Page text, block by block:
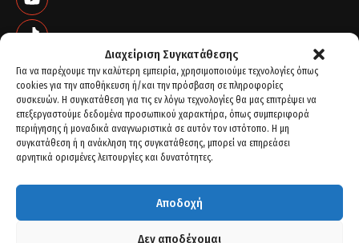
Διαχείριση Συγκατάθεσης
Για να παρέχουμε την καλύτερη εμπειρία, χρησιμοποιούμε τεχνολογίες όπως
cookies για την αποθήκευση ή/και την πρόσβαση σε πληροφορίες
συσκευών. Η συγκατάθεση για τις εν λόγω τεχνολογίες θα μας επιτρέψει να
επεξεργαστούμε δεδομένα προσωπικού χαρακτήρα, όπως συμπεριφορά
περιήγησης ή μοναδικά αναγνωριστικά σε αυτόν τον ιστότοπο. Η μη
συγκατάθεση ή η ανάκληση της συγκατάθεσης, μπορεί να επηρεάσει
αρνητικά ορισμένες λειτουργίες και δυνατότητες.
Αποδοχή
Δεν αποδέχομαι